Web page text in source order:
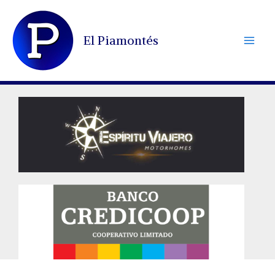
contenido
El Piamontés